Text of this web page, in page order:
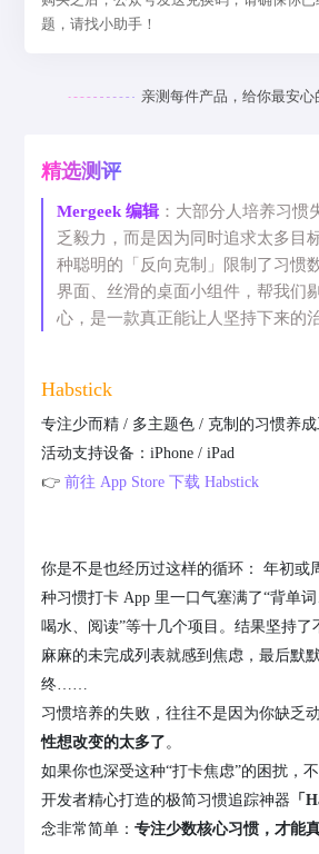
题，请找小助手！
亲测每件产品，给你最安心
精选测评
Mergeek 编辑：大部分人培养习惯
乏毅力，而是因为同时追求太多目
种聪明的「反向克制」限制了习惯
界面、丝滑的桌面小组件，帮我们
心，是一款真正能让人坚持下来的
Habstick
专注少而精 / 多主题色 / 克制的习惯养
活动支持设备：iPhone / iPad
👉前往 App Store 下载 Habstick
你是不是也经历过这样的循环： 年初或
种习惯打卡 App 里一口气塞满了“背单
喝水、阅读”等十几个项目。结果坚持了
麻麻的未完成列表就感到焦虑，最后默
终……
习惯培养的失败，往往不是因为你缺乏
性想改变的太多了。
如果你也深受这种“打卡焦虑”的困扰，
开发者精心打造的极简习惯追踪神器 「
念非常简单：专注少数核心习惯，才能